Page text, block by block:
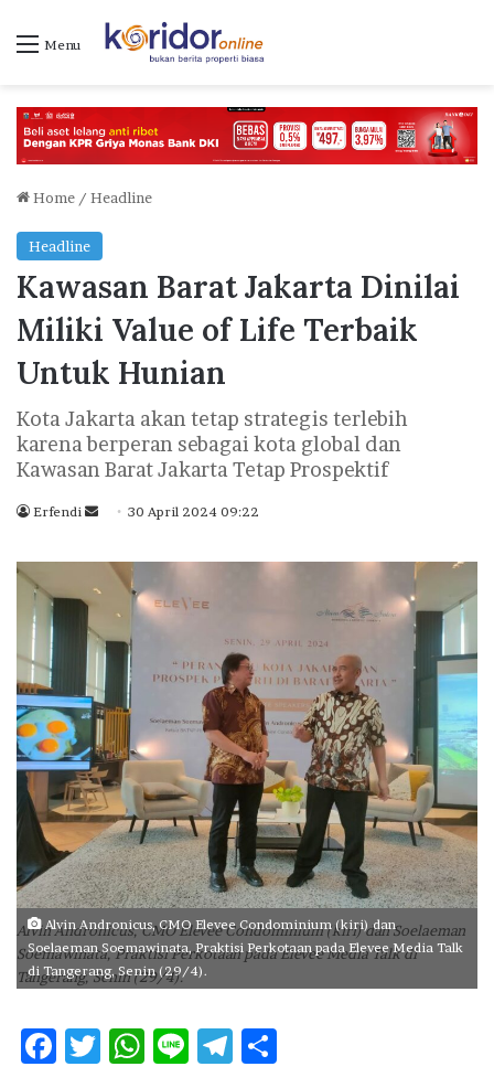
Menu
Home / Headline
Headline
Kawasan Barat Jakarta Dinilai
Miliki Value of Life Terbaik
Untuk Hunian
Kota Jakarta akan tetap strategis terlebih
karena berperan sebagai kota global dan
Kawasan Barat Jakarta Tetap Prospektif
Erfendi
n
d
n
e
m
a
i
l
30 April 2024 09:22
Alvin Andronicus, CMO Elevee Condominium (kiri) dan Soelaeman
Soemawinata, Praktisi Perkotaan pada Elevee Media Talk di
Tangerang, Senin (29/4).
Alvin Andronicus, CMO Elevee Condominium (kiri) dan
Soelaeman Soemawinata, Praktisi Perkotaan pada Elevee Media Talk
di Tangerang, Senin (29/4).
F
T
W Li T